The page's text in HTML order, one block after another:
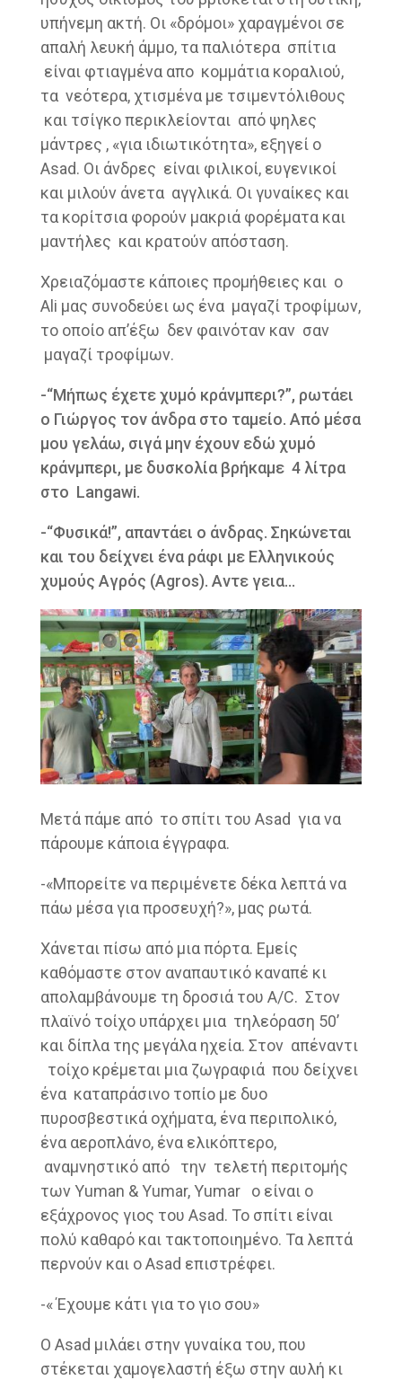
υπήνεμη ακτή. Οι «δρόμοι» χαραγμένοι σε
απαλή λευκή άμμο, τα παλιότερα σπίτια
είναι φτιαγμένα απο κομμάτια κοραλιού,
τα νεότερα, χτισμένα με τσιμεντόλιθους
και τσίγκο περικλείονται από ψηλες
μάντρες , «για ιδιωτικότητα», εξηγεί ο
Asad. Οι άνδρες είναι φιλικοί, ευγενικοί
και μιλούν άνετα αγγλικά. Οι γυναίκες και
τα κορίτσια φορούν μακριά φορέματα και
μαντήλες και κρατούν απόσταση.
Χρειαζόμαστε κάποιες προμήθειες και ο
Ali μας συνοδεύει ως ένα μαγαζί τροφίμων,
το οποίο απ’έξω δεν φαινόταν καν σαν
μαγαζί τροφίμων.
-“Μήπως έχετε χυμό κράνμπερι?”, ρωτάει
ο Γιώργος τον άνδρα στο ταμείο. Από μέσα
μου γελάω, σιγά μην έχουν εδώ χυμό
κράνμπερι, με δυσκολία βρήκαμε 4 λίτρα
στο Langawi.
-“Φυσικά!”, απαντάει ο άνδρας. Σηκώνεται
και του δείχνει ένα ράφι με Ελληνικούς
χυμούς Αγρός (Agros). Αντε γεια…
Μετά πάμε από το σπίτι του Asad για να
πάρουμε κάποια έγγραφα.
-«Μπορείτε να περιμένετε δέκα λεπτά να
πάω μέσα για προσευχή?», μας ρωτά.
Χάνεται πίσω από μια πόρτα. Εμείς
καθόμαστε στον αναπαυτικό καναπέ κι
απολαμβάνουμε τη δροσιά του A/C. Στον
πλαϊνό τοίχο υπάρχει μια τηλεόραση 50’
και δίπλα της μεγάλα ηχεία. Στον απέναντι
τοίχο κρέμεται μια ζωγραφιά που δείχνει
ένα καταπράσινο τοπίο με δυο
πυροσβεστικά οχήματα, ένα περιπολικό,
ένα αεροπλάνο, ένα ελικόπτερο,
αναμνηστικό από την τελετή περιτομής
των Yuman & Yumar, Yumar o είναι ο
εξάχρονος γιος του Asad. Το σπίτι είναι
πολύ καθαρό και τακτοποιημένο. Τα λεπτά
περνούν και ο Asad επιστρέφει.
-« Έχουμε κάτι για το γιο σου»
Ο Asad μιλάει στην γυναίκα του, που
στέκεται χαμογελαστή έξω στην αυλή κι